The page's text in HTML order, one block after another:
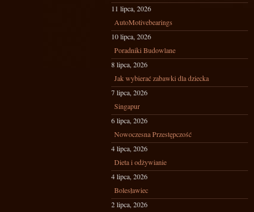
11 lipca, 2026
AutoMotivebearings
10 lipca, 2026
Poradniki Budowlane
8 lipca, 2026
Jak wybierać zabawki dla dziecka
7 lipca, 2026
Singapur
6 lipca, 2026
Nowoczesna Przestępczość
4 lipca, 2026
Dieta i odżywianie
4 lipca, 2026
Bolesławiec
2 lipca, 2026